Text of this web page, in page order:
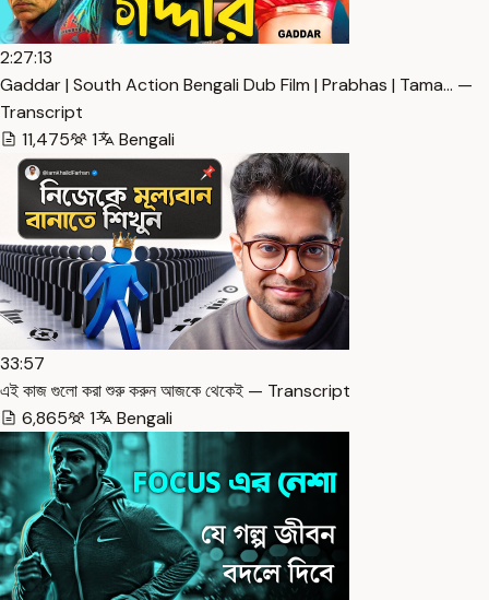
2:27:13
Gaddar | South Action Bengali Dub Film | Prabhas | Tama… —
Transcript
11,475
1 Bengali
33:57
এই কাজ গুলো করা শুরু করুন আজকে থেকেই — Transcript
6,865
1 Bengali